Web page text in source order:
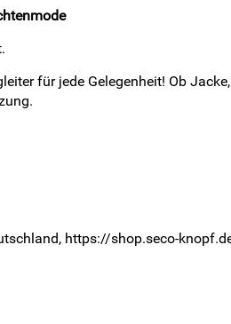
für jede Gelegenheit! Ob
https://shop.seco-